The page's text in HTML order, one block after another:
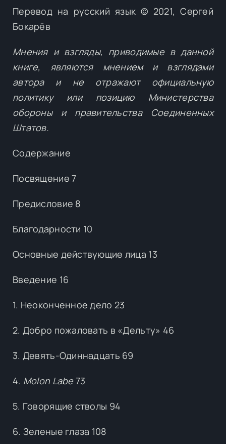
Перевод на русский язык © 2021, Сергей
Бокарёв
Мнения и взгляды, приводимые в данной
книге, являются мнением и взглядами
автора и не отражают официальную
политику или позицию Министерства
обороны и правительства Соединенных
Штатов.
Содержание
Посвящение 7
Предисловие 8
Благодарности 10
Основные действующие лица 13
Введение 16
1. Неоконченное дело 23
2. Добро пожаловать в «Дельту» 46
3. Девять-Одиннадцать 69
4. Molon Labe73
5. Говорящие стволы 94
6. Зеленые глаза 108